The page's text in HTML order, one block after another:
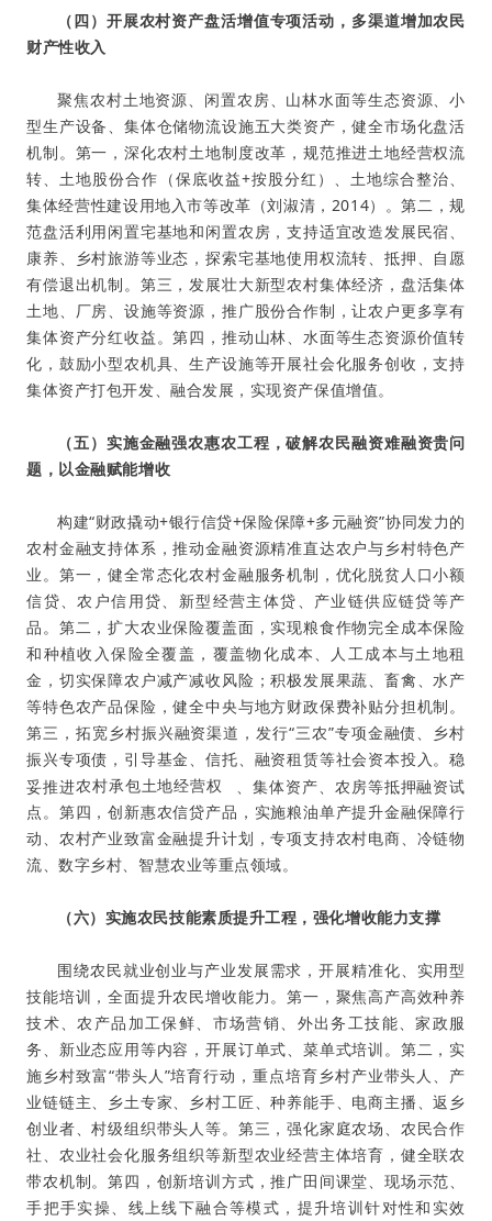
（四）开展农村资产盘活增值专项活动，多渠道增加农民
财产性收入
聚焦农村土地资源、闲置农房、山林水面等生态资源、小
型生产设备、集体仓储物流设施五大类资产，健全市场化盘活
机制。第一，深化农村土地制度改革，规范推进土地经营权流
转、土地股份合作（保底收益+按股分红）、土地综合整治、
集体经营性建设用地入市等改革（刘淑清，2014）。第二，规
范盘活利用闲置宅基地和闲置农房，支持适宜改造发展民宿、
康养、乡村旅游等业态，探索宅基地使用权流转、抵押、自愿
有偿退出机制。第三，发展壮大新型农村集体经济，盘活集体
土地、厂房、设施等资源，推广股份合作制，让农户更多享有
集体资产分红收益。第四，推动山林、水面等生态资源价值转
化，鼓励小型农机具、生产设施等开展社会化服务创收，支持
集体资产打包开发、融合发展，实现资产保值增值。
（五）实施金融强农惠农工程，破解农民融资难融资贵问
题，以金融赋能增收
构建“财政撬动+银行信贷+保险保障+多元融资”协同发力的
农村金融支持体系，推动金融资源精准直达农户与乡村特色产
业。第一，健全常态化农村金融服务机制，优化脱贫人口小额
信贷、农户信用贷、新型经营主体贷、产业链供应链贷等产
品。第二，扩大农业保险覆盖面，实现粮食作物完全成本保险
和种植收入保险全覆盖，覆盖物化成本、人工成本与土地租
金，切实保障农户减产减收风险；积极发展果蔬、畜禽、水产
等特色农产品保险，健全中央与地方财政保费补贴分担机制。
第三，拓宽乡村振兴融资渠道，发行“三农”专项金融债、乡村
振兴专项债，引导基金、信托、融资租赁等社会资本投入。稳
妥推进农村承包土地经营权
、集体资产、农房等抵押融资试
点。第四，创新惠农信贷产品，实施粮油单产提升金融保障行
动、农村产业致富金融提升计划，专项支持农村电商、冷链物
流、数字乡村、智慧农业等重点领域。
（六）实施农民技能素质提升工程，强化增收能力支撑
围绕农民就业创业与产业发展需求，开展精准化、实用型
技能培训，全面提升农民增收能力。第一，聚焦高产高效种养
技术、农产品加工保鲜、市场营销、外出务工技能、家政服
务、新业态应用等内容，开展订单式、菜单式培训。第二，实
施乡村致富“带头人”培育行动，重点培育乡村产业带头人、产
业链链主、乡土专家、乡村工匠、种养能手、电商主播、返乡
创业者、村级组织带头人等。第三，强化家庭农场、农民合作
社、农业社会化服务组织等新型农业经营主体培育，健全联农
带农机制。第四，创新培训方式，推广田间课堂、现场示范、
手把手实操、线上线下融合等模式，提升培训针对性和实效